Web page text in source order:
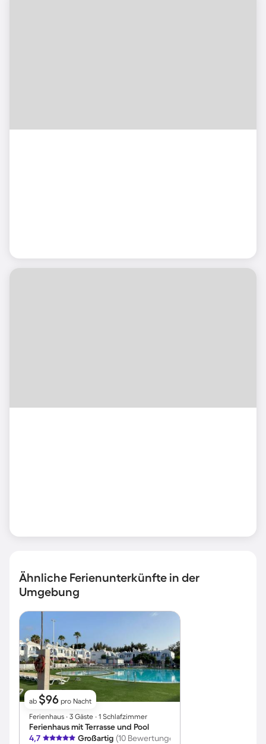
Ähnliche Ferienunterkünfte in der
Umgebung
ab $96 pro Nacht
Ferienhaus ∙ 3 Gäste ∙ 1 Schlafzimmer
Ferienhaus mit Terrasse und Pool
4,7
Großartig (10 Bewertungen)